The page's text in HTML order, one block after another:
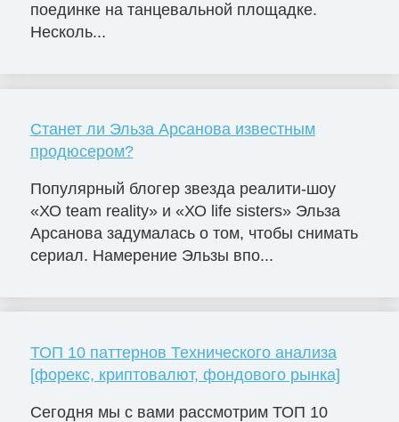
поединке на танцевальной площадке.
Несколь...
Станет ли Эльза Арсанова известным
продюсером?
Популярный блогер звезда реалити-шоу
«ХО team reality» и «ХО life sisters» Эльза
Арсанова задумалась о том, чтобы снимать
сериал. Намерение Эльзы впо...
ТОП 10 паттернов Технического анализа
[форекс, криптовалют, фондового рынка]
Сегодня мы с вами рассмотрим ТОП 10